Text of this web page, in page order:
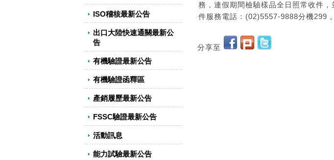
ISO稽核最新公告
出口大陸快速通關最新公
告
有機驗證最新公告
有機驗證函釋區
產銷履歷最新公告
FSSC驗證最新公告
活動訊息
能力試驗最新公告
務，連假期間檢驗樣品全日照常收件
件服務電話：(02)5557-9888分機299 。
分享至